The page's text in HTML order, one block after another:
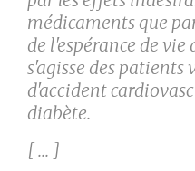
médicaments que
de l'espérance de vie
s'agisse des patients
d'accident
diabète.
[ ... ]